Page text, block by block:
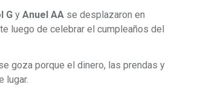
G y Anuel AA se desplazaron en
luego de celebrar el cumpleaños del
goza porque el dinero, las prendas y
lugar.